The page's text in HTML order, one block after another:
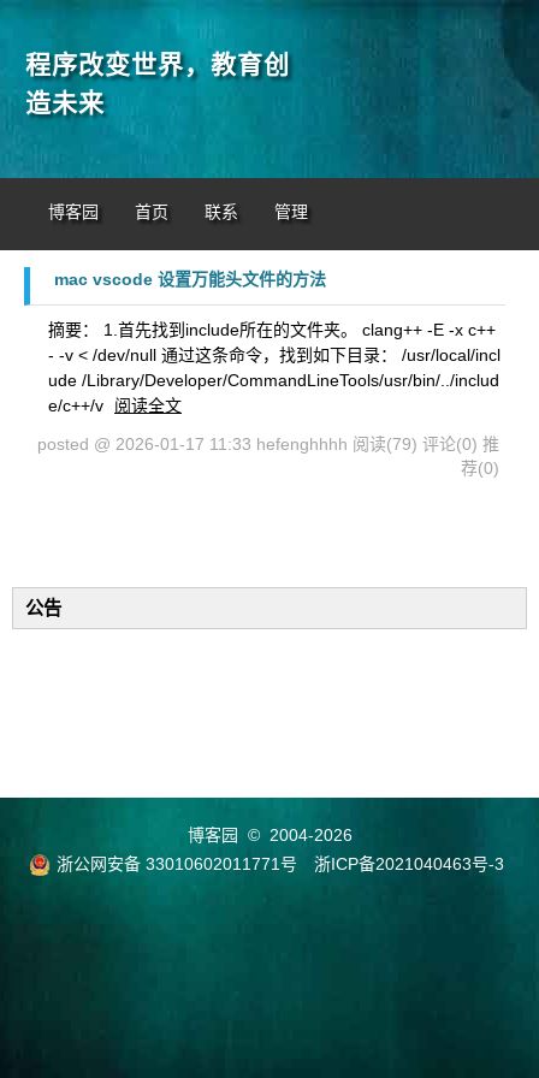
程序改变世界，教育创
造未来
博客园 首页 联系 管理
mac vscode 设置万能头文件的方法
摘要： 1.首先找到include所在的文件夹。 clang++ -E -x c++
- -v < /dev/null 通过这条命令，找到如下目录： /usr/local/incl
ude /Library/Developer/CommandLineTools/usr/bin/../includ
e/c++/v
阅读全文
posted @ 2026-01-17 11:33 hefenghhhh 阅读(79) 评论(0) 推
荐(0)
公告
博客园
© 2004-2026
浙公网安备 33010602011771号
浙ICP备2021040463号-3